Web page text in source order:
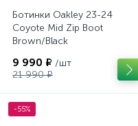
Ботинки Oakley 23-24
Coyote Mid Zip Boot
Brown/Black
9 990 ₽ /шт
21 990 ₽
-55%